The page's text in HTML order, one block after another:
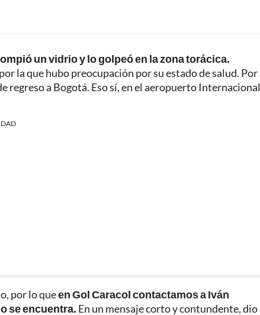
un vidrio y lo golpeó en la zona torácica.
la que hubo preocupación por su estado de salud. Por
regreso a Bogotá. Eso sí, en el aeropuerto Internacional
por lo queen Gol Caracol contactamos a Iván
se encuentra. En un mensaje corto y contundente, dio